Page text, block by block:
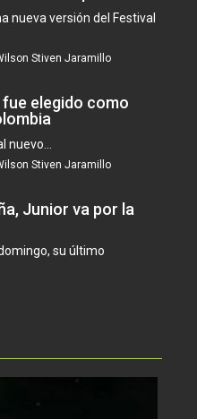
nueva versión del Festival
Stiven Jaramillo
elegido como
Stiven Jaramillo
Junior va por la
su último